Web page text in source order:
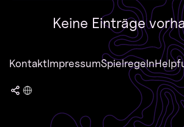
Keine Einträge
KontaktImpressumSpielregeln